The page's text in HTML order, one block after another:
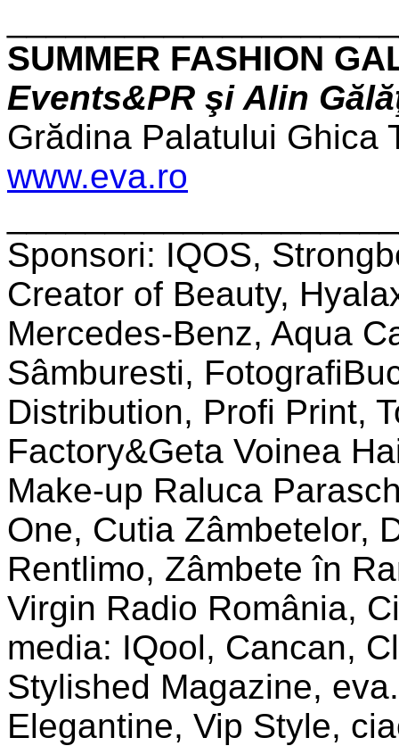
SUMMER FASHION
Events&PR şi Alin
Grădina Palatului Ghica
www.eva.ro
Sponsori: IQOS,
Creator of Beauty,
Mercedes-Benz, Aqua
Sâmburesti,
Distribution, Profi Print,
Factory&Geta Voinea
Make-up Raluca
One, Cutia Zâmbetelor,
Rentlimo, Zâmbete în
Virgin Radio România,
media: IQool, Cancan,
Stylished Magazine,
Elegantine, Vip Style,